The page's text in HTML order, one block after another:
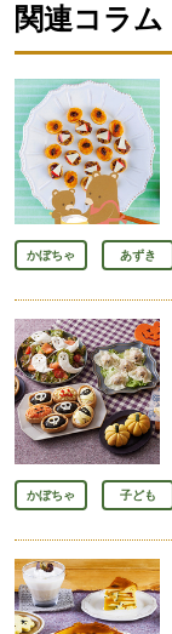
関連コラム
かぼちゃ あずき
かぼちゃ 子ども